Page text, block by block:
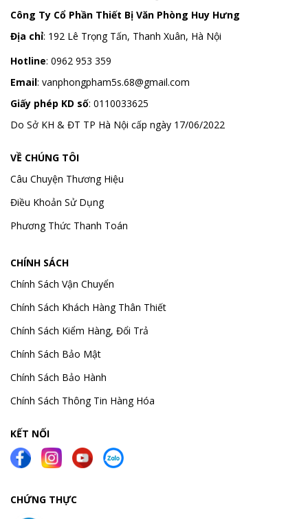
Công Ty Cổ Phần Thiết Bị Văn Phòng Huy Hưng
Địa chỉ: 192 Lê Trọng Tấn, Thanh Xuân, Hà Nội
Hotline: 0962 953 359
Email: vanphongpham5s.68@gmail.com
Giấy phép KD số: 0110033625
Do Sở KH & ĐT TP Hà Nội cấp ngày 17/06/2022
VỀ CHÚNG TÔI
Câu Chuyện Thương Hiệu
Điều Khoản Sử Dụng
Phương Thức Thanh Toán
CHÍNH SÁCH
Chính Sách Vận Chuyển
Chính Sách Khách Hàng Thân Thiết
Chính Sách Kiểm Hàng, Đổi Trả
Chính Sách Bảo Mật
Chính Sách Bảo Hành
Chính Sách Thông Tin Hàng Hóa
KẾT NỐI
CHỨNG THỰC